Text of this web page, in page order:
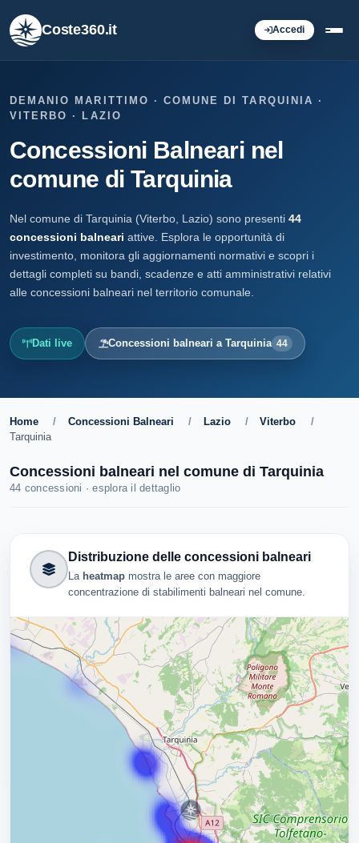
Coste360.it Accedi
DEMANIO MARITTIMO · COMUNE DI TARQUINIA ·
VITERBO · LAZIO
Concessioni Balneari nel
comune di Tarquinia
Nel comune di Tarquinia (Viterbo, Lazio) sono presenti 44
concessioni balneari attive. Esplora le opportunità di
investimento, monitora gli aggiornamenti normativi e scopri i
dettagli completi su bandi, scadenze e atti amministrativi relativi
alle concessioni balneari nel territorio comunale.
Dati live Concessioni balneari a Tarquinia 44
Home / Concessioni Balneari / Lazio / Viterbo
/
Tarquinia
Concessioni balneari nel comune di Tarquinia
44 concessioni · esplora il dettaglio
Distribuzione delle concessioni balneari
La heatmap mostra le aree con maggiore
concentrazione di stabilimenti balneari nel comune.